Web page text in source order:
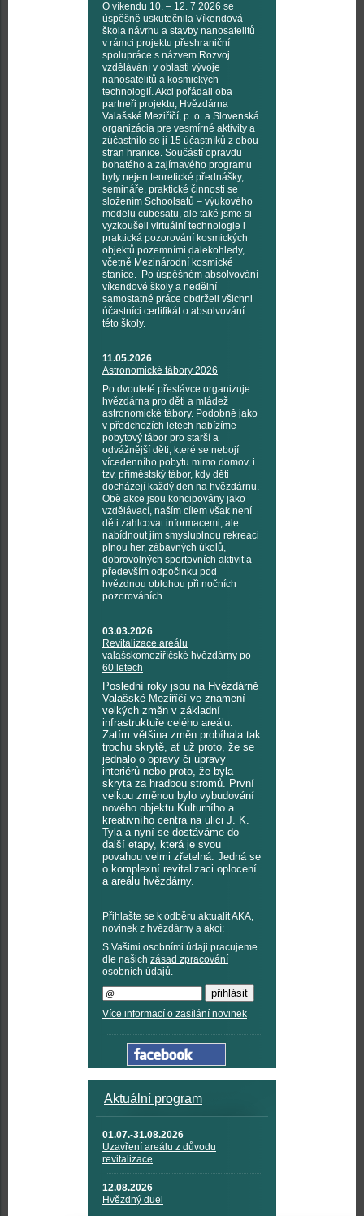
O víkendu 10. – 12. 7 2026 se
úspěšně uskutečnila Víkendová
škola návrhu a stavby nanosatelitů
v rámci projektu přeshraniční
spolupráce s názvem Rozvoj
vzdělávání v oblasti vývoje
nanosatelitů a kosmických
technologií. Akci pořádali oba
partneři projektu, Hvězdárna
Valašské Meziříčí, p. o. a Slovenská
organizácia pre vesmírné aktivity a
zúčastnilo se ji 15 účastníků z obou
stran hranice. Součástí opravdu
bohatého a zajímavého programu
byly nejen teoretické přednášky,
semináře, praktické činnosti se
složením Schoolsatů – výukového
modelu cubesatu, ale také jsme si
vyzkoušeli virtuální technologie i
praktická pozorování kosmických
objektů pozemními dalekohledy,
včetně Mezinárodní kosmické
stanice. Po úspěšném absolvování
víkendové školy a nedělní
samostatné práce obdrželi všichni
účastníci certifikát o absolvování
této školy.
11.05.2026
Astronomické tábory 2026
Po dvouleté přestávce organizuje
hvězdárna pro děti a mládež
astronomické tábory. Podobně jako
v předchozích letech nabízíme
pobytový tábor pro starší a
odvážnější děti, které se nebojí
vícedenního pobytu mimo domov, i
tzv. příměstský tábor, kdy děti
docházejí každý den na hvězdárnu.
Obě akce jsou koncipovány jako
vzdělávací, naším cílem však není
děti zahlcovat informacemi, ale
nabídnout jim smysluplnou rekreaci
plnou her, zábavných úkolů,
dobrovolných sportovních aktivit a
především odpočinku pod
hvězdnou oblohou při nočních
pozorováních.
03.03.2026
Revitalizace areálu
valašskomeziříčské hvězdárny po
60 letech
Poslední roky jsou na Hvězdárně
Valašské Meziříčí ve znamení
velkých změn v základní
infrastruktuře celého areálu.
Zatím většina změn probíhala tak
trochu skrytě, ať už proto, že se
jednalo o opravy či úpravy
interiérů nebo proto, že byla
skryta za hradbou stromů. První
velkou změnou bylo vybudování
nového objektu Kulturního a
kreativního centra na ulici J. K.
Tyla a nyní se dostáváme do
další etapy, která je svou
povahou velmi zřetelná. Jedná se
o komplexní revitalizaci oplocení
a areálu hvězdárny.
Přihlašte se k odběru aktualit AKA,
novinek z hvězdárny a akcí:
S Vašimi osobními údaji pracujeme
dle našich zásad zpracování
osobních údajů.
Více informací o zasílání novinek
Aktuální program
01.07.-31.08.2026
Uzavření areálu z důvodu
revitalizace
12.08.2026
Hvězdný duel